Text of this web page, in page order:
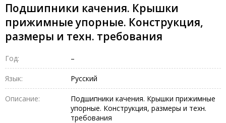
Подшипники качения. Крышки
прижимные упорные. Конструкция,
размеры и техн. требования
Год: –
Язык: Русский
Описание:
Подшипники качения. Крышки прижимные
упорные. Конструкция, размеры и техн.
требования